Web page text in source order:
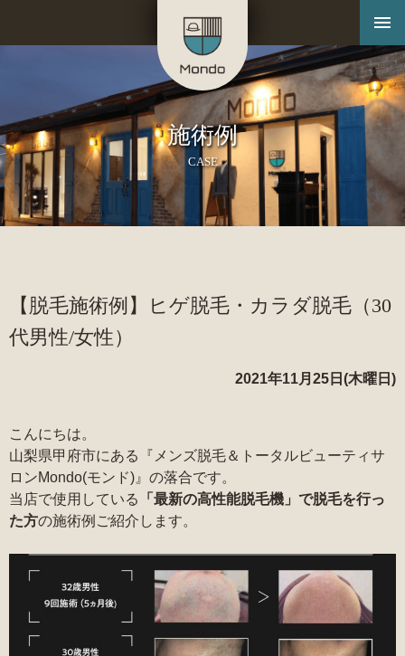
施術例
CASE
【脱毛施術例】ヒゲ脱毛・カラダ脱毛（30
代男性/女性）
2021年11月25日(木曜日)
こんにちは。
山梨県甲府市にある『メンズ脱毛＆トータルビューティサ
ロンMondo(モンド)』の落合です。
当店で使用している
「最新の高性能脱毛機」で脱毛を行っ
た方の施術例ご紹介します。